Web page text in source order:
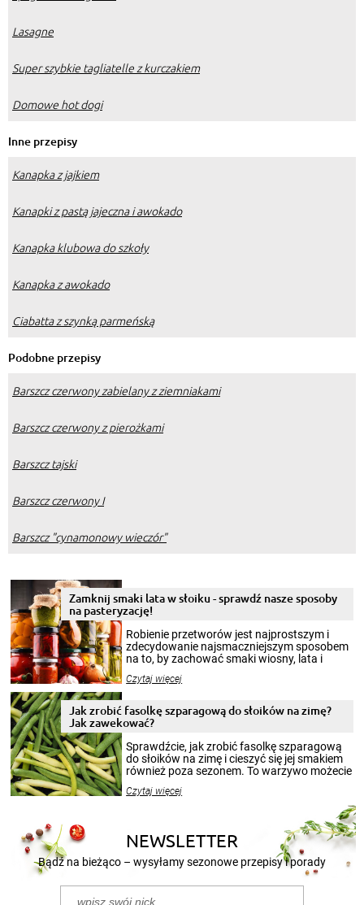
Lasagne
Super szybkie tagliatelle z kurczakiem
Domowe hot dogi
Inne przepisy
Kanapka z jajkiem
Kanapki z pastą jajeczna i awokado
Kanapka klubowa do szkoły
Kanapka z awokado
Ciabatta z szynką parmeńską
Podobne przepisy
Barszcz czerwony zabielany z ziemniakami
Barszcz czerwony z pierożkami
Barszcz tajski
Barszcz czerwony I
Barszcz "cynamonowy wieczór"
Zamknij smaki lata w słoiku - sprawdź nasze sposoby
na pasteryzację!
Robienie przetworów jest najprostszym i
zdecydowanie najsmaczniejszym sposobem
na to, by zachować smaki wiosny, lata i
krajobrazów, by cieszyć nimi oko w sezonie
pełni poczuć atmosferę cieplejszych
miesięcy. Przygotowanie słoików ze
patenty, które pozwolą zachować świeżość
przetworów.
Czytaj więcej
Jak zrobić fasolkę szparagową do słoików na zimę?
Jak zawekować?
Sprawdźcie, jak zrobić fasolkę szparagową
do słoików na zimę i cieszyć się jej smakiem
również poza sezonem. To warzywo możecie
nasze propozycje!
Czytaj więcej
NEWSLETTER
Bądź na bieżąco – wysyłamy sezonowe przepisy i porady